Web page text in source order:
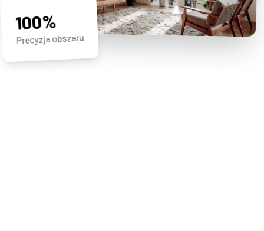
100%
Precyzja obszaru